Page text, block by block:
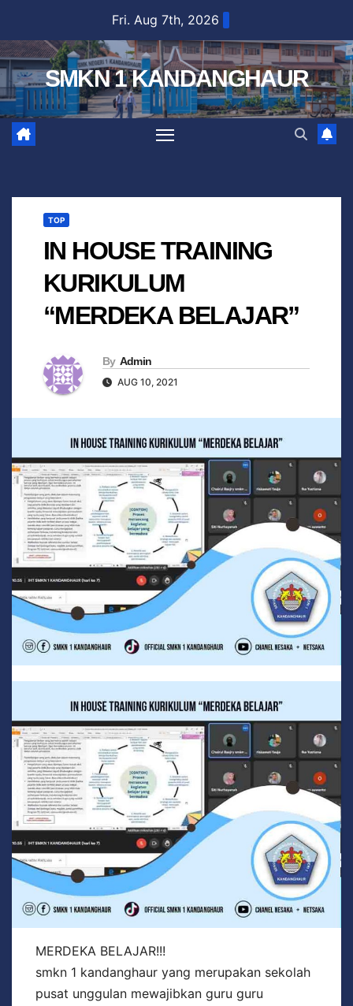
Fri. Aug 7th, 2026
SMKN 1 KANDANGHAUR
TOP
IN HOUSE TRAINING
KURIKULUM
“MERDEKA BELAJAR”
By Admin
AUG 10, 2021
MERDEKA BELAJAR!!!
smkn 1 kandanghaur yang merupakan sekolah
pusat unggulan mewajibkan guru guru